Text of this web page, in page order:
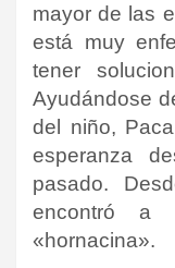
mayor de las
está muy
tener
Ayudándose
del niño,
esperanza
pasado.
encontró a
«hornacina».